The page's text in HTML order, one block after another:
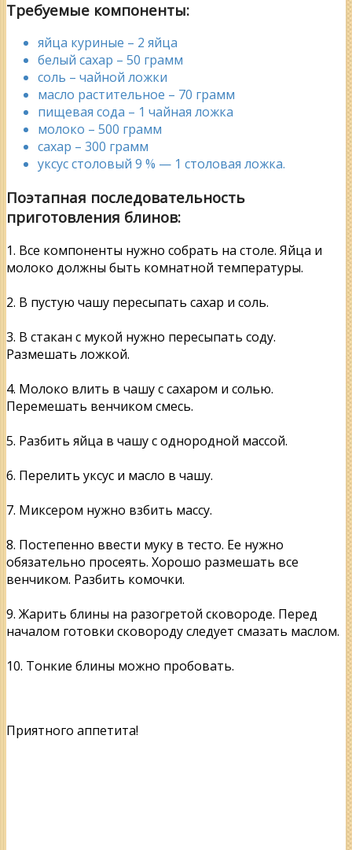
Требуемые компоненты:
яйца куриные – 2 яйца
белый сахар – 50 грамм
соль – чайной ложки
масло растительное – 70 грамм
пищевая сода – 1 чайная ложка
молоко – 500 грамм
сахар – 300 грамм
уксус столовый 9 % — 1 столовая ложка.
Поэтапная последовательность
приготовления блинов:
1. Все компоненты нужно собрать на столе. Яйца и
молоко должны быть комнатной температуры.
2. В пустую чашу пересыпать сахар и соль.
3. В стакан с мукой нужно пересыпать соду.
Размешать ложкой.
4. Молоко влить в чашу с сахаром и солью.
Перемешать венчиком смесь.
5. Разбить яйца в чашу с однородной массой.
6. Перелить уксус и масло в чашу.
7. Миксером нужно взбить массу.
8. Постепенно ввести муку в тесто. Ее нужно
обязательно просеять. Хорошо размешать все
венчиком. Разбить комочки.
9. Жарить блины на разогретой сковороде. Перед
началом готовки сковороду следует смазать маслом.
10. Тонкие блины можно пробовать.
Приятного аппетита!